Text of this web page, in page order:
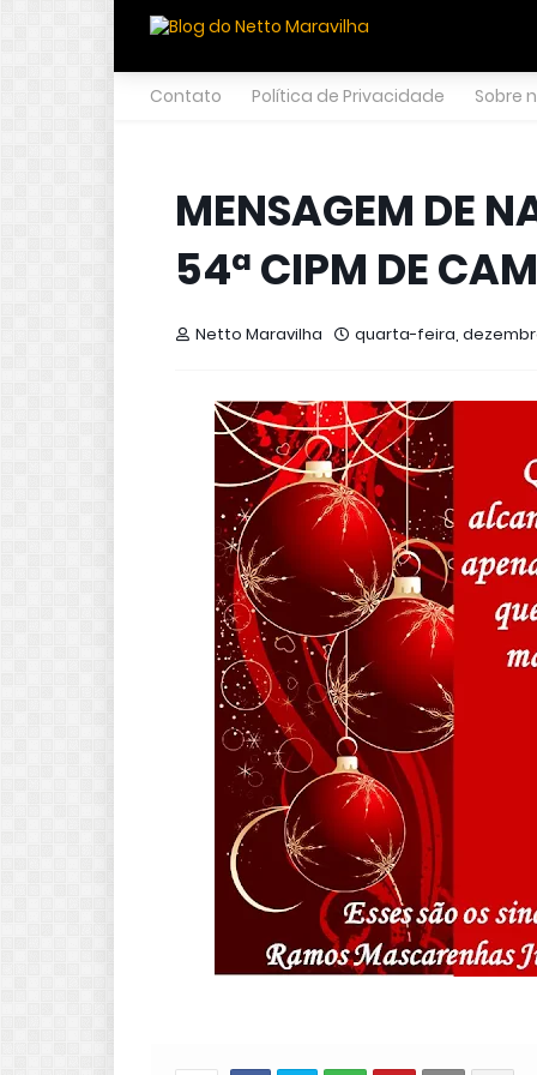
INICIO CIDADES ECONOMIA
Contato Política de Privacidade Sobre
MENSAGEM DE
54ª CIPM DE
Netto Maravilha quarta-feira,